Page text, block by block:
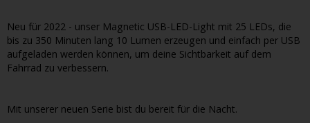
Neu für 2022 - unser Magnetic USB-LED-Light mit 25 LEDs, die
bis zu 350 Minuten lang 10 Lumen erzeugen und einfach per USB
aufgeladen werden können, um deine Sichtbarkeit auf dem
Fahrrad zu verbessern.
Mit unserer neuen Serie bist du bereit für die Nacht.